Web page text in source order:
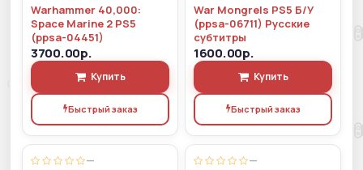
Warhammer 40,000:
Space Marine 2 PS5
(ppsa-04451)
3700.00р.
Купить
Быстрый заказ
War Mongrels PS5 Б/У
(ppsa-06711) Русские
субтитры
1600.00р.
Купить
Быстрый заказ
— —